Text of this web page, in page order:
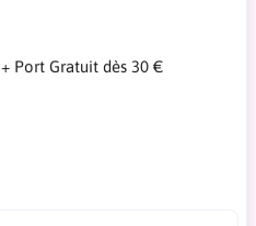
+ Port Gratuit dès 30 €